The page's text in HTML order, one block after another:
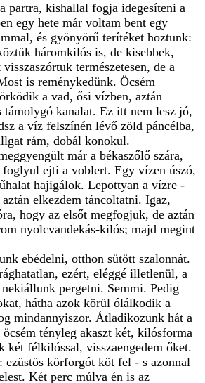
partra, kishallal fogja idegesíteni a
egy hete már voltam bent egy
és gyönyörű terítéket hoztunk:
háromkilós is, de kisebbek,
természetesen, de a
is reménykedünk. Öcsém
a vad, ősi vízben, aztán
támolygó kanalat. Ez itt nem lesz jó,
a víz felszínén lévő zöld páncélba,
rám, dobál konokul.
már a békaszőlő szára,
ejti a voblert. Egy vízen úszó,
hajigálok. Lepottyan a vízre -
elkezdem táncoltatni. Igaz,
hogy az elsőt megfogjuk, de aztán
nyolcvandekás-kilós; majd megint
ebédelni, otthon sütött szalonnát.
ezért, eléggé illetlenül, a
pergetni. Semmi. Pedig
hátha azok körül ólálkodik a
mindannyiszor. Átladikozunk hát a
tényleg akaszt két, kilósforma
két félkilóssal, visszaengedem őket.
körforgót köt fel - s azonnal
Két perc múlva én is az